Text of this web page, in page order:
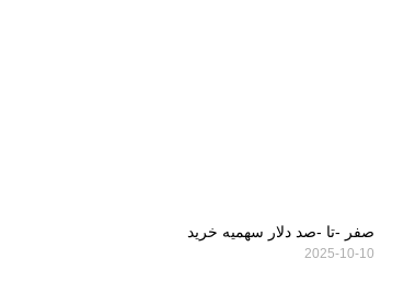
صفر -تا -صد دلار سهمیه خرید
2025-10-10